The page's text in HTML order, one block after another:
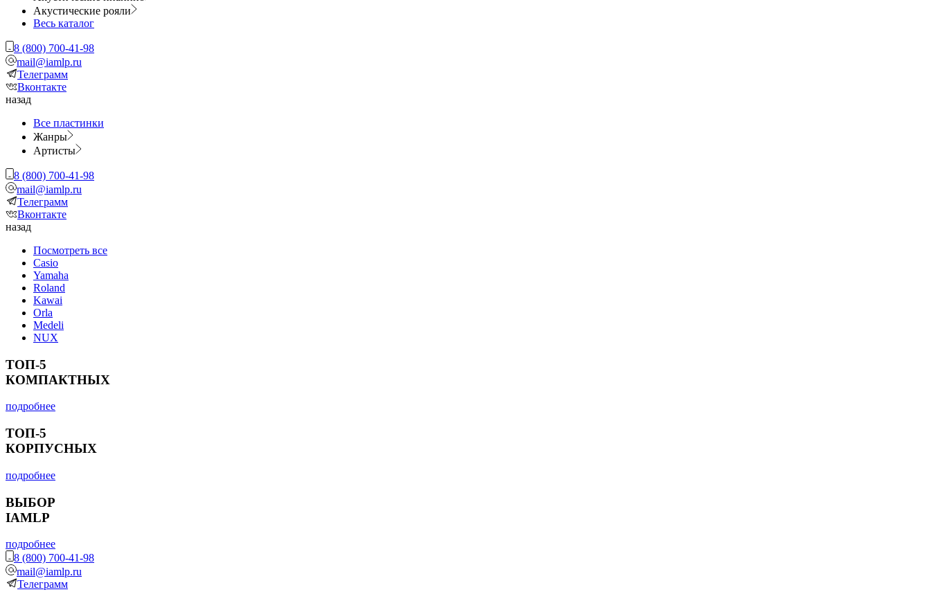
Акустические рояли
Весь каталог
8 (800) 700-41-98
mail@iamlp.ru
Телеграмм
Вконтакте
назад
Все пластинки
Жанры
Артисты
8 (800) 700-41-98
mail@iamlp.ru
Телеграмм
Вконтакте
назад
Посмотреть все
Casio
Yamaha
Roland
Kawai
Orla
Medeli
NUX
ТОП-5
КОМПАКТНЫХ
подробнее
ТОП-5
КОРПУСНЫХ
подробнее
ВЫБОР
IAMLP
подробнее
8 (800) 700-41-98
mail@iamlp.ru
Телеграмм